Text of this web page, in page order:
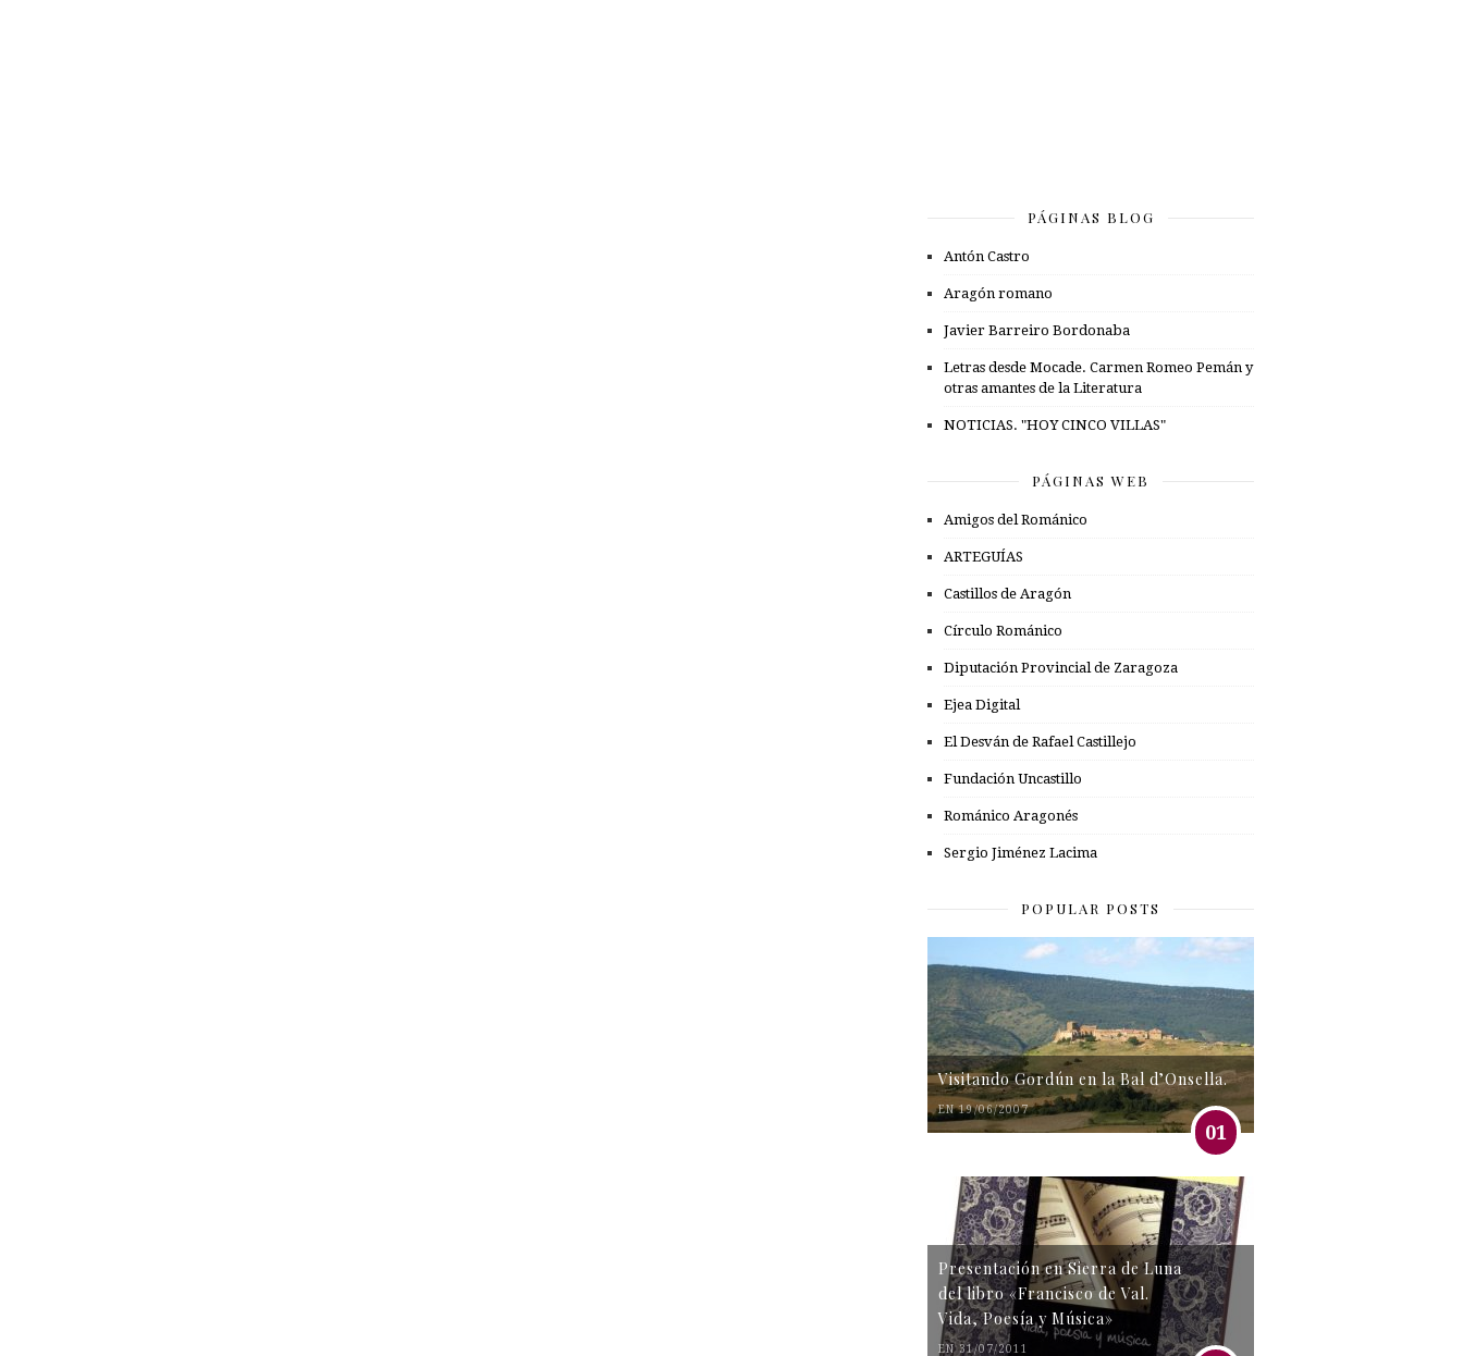
PÁGINAS BLOG
Antón Castro
Aragón romano
Javier Barreiro Bordonaba
Letras desde Mocade. Carmen Romeo Pemán y
otras amantes de la Literatura
NOTICIAS. "HOY CINCO VILLAS"
PÁGINAS WEB
Amigos del Románico
ARTEGUÍAS
Castillos de Aragón
Círculo Románico
Diputación Provincial de Zaragoza
Ejea Digital
El Desván de Rafael Castillejo
Fundación Uncastillo
Románico Aragonés
Sergio Jiménez Lacima
POPULAR POSTS
Visitando Gordún en la Bal d’Onsella.
EN 19/06/2007
01
Presentación en Sierra de Luna
del libro «Francisco de Val.
Vida, Poesía y Música»
EN 31/07/2011